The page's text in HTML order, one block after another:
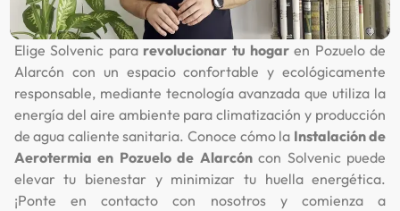
Elige Solvenic para revolucionar tu hogaren Pozuelo de
Alarcón con un espacio confortable y ecológicamente
responsable, mediante tecnología avanzada que utiliza la
energía del aire ambiente para climatización y producción
de agua caliente sanitaria. Conoce cómo la Instalación de
Aerotermia en Pozuelo de Alarcóncon Solvenic puede
elevar tu bienestar y minimizar tu huella energética.
¡Ponte en contacto con nosotros y comienza a